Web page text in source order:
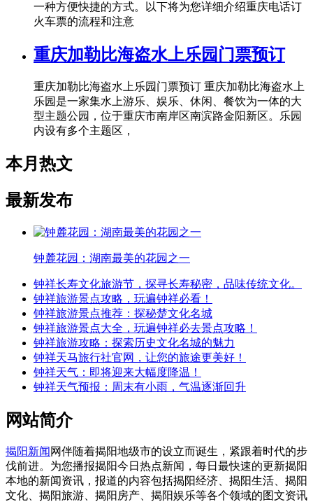
一种方便快捷的方式。以下将为您详细介绍重庆电话订
火车票的流程和注意
重庆加勒比海盗水上乐园门票预订
重庆加勒比海盗水上乐园门票预订 重庆加勒比海盗水上
乐园是一家集水上游乐、娱乐、休闲、餐饮为一体的大
型主题公园，位于重庆市南岸区南滨路金阳新区。乐园
内设有多个主题区，
本月热文
最新发布
钟麓花园：湖南最美的花园之一
钟祥长寿文化旅游节，探寻长寿秘密，品味传统文化。
钟祥旅游景点攻略，玩遍钟祥必看！
钟祥旅游景点推荐：探秘楚文化名城
钟祥旅游景点大全，玩遍钟祥必去景点攻略！
钟祥旅游攻略：探索历史文化名城的魅力
钟祥天马旅行社官网，让您的旅途更美好！
钟祥天气：即将迎来大幅度降温！
钟祥天气预报：周末有小雨，气温逐渐回升
网站简介
揭阳新闻 网伴随着揭阳地级市的设立而诞生，紧跟着时代的步
伐前进。为您播报揭阳今日热点新闻，每日最快速的更新揭阳
本地的新闻资讯，报道的内容包括揭阳经济、揭阳生活、揭阳
文化、揭阳旅游、揭阳房产、揭阳娱乐等各个领域的图文资讯